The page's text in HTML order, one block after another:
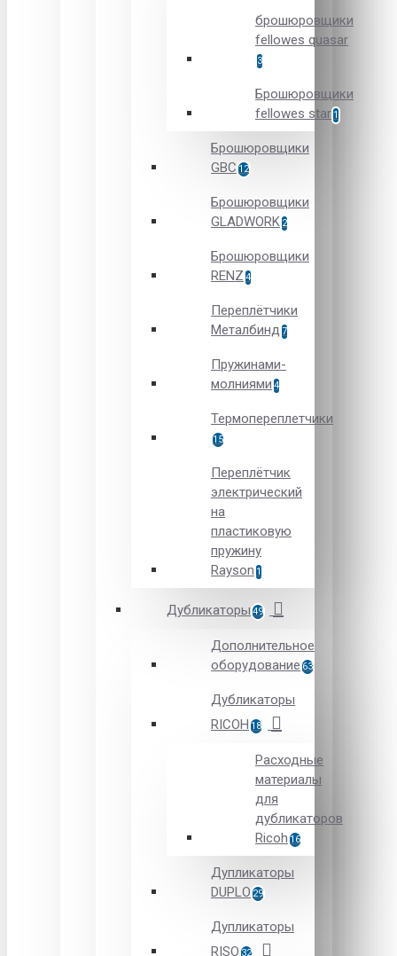
брошюровщики
fellowes quasar
3
Брошюровщики
fellowes star 1
Брошюровщики
GBC 12
Брошюровщики
GLADWORK 2
Брошюровщики
RENZ 4
Переплётчики
Металбинд 7
Пружинами-
молниями 4
Термопереплетчики
15
Переплётчик
электрический
на
пластиковую
пружину
Rayson 1
Дубликаторы 49
Дополнительное
оборудование 63
Дубликаторы
RICOH 18
Расходные
материалы
для
дубликаторов
Ricoh 16
Дупликаторы
DUPLO 29
Дупликаторы
RISO 32